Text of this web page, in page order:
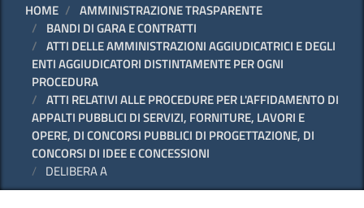
HOME
AMMINISTRAZIONE TRASPARENTE
BANDI DI GARA E CONTRATTI
ATTI DELLE AMMINISTRAZIONI AGGIUDICATRICI E DEGLI
ENTI AGGIUDICATORI DISTINTAMENTE PER OGNI
PROCEDURA
ATTI RELATIVI ALLE PROCEDURE PER L'AFFIDAMENTO DI
APPALTI PUBBLICI DI SERVIZI, FORNITURE, LAVORI E
OPERE, DI CONCORSI PUBBLICI DI PROGETTAZIONE, DI
CONCORSI DI IDEE E CONCESSIONI
DELIBERA A